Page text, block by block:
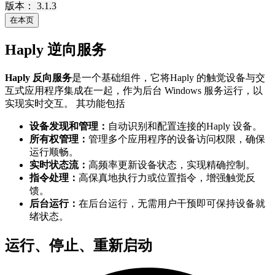
版本： 3.1.3
在本页
Haply 逆向服务
Haply 反向服务是一个基础组件，它将Haply 的触觉设备与交
互式应用程序集成在一起，作为后台 Windows 服务运行，以
实现实时交互。 其功能包括
设备发现和管理： 自动识别和配置连接的Haply 设备。
所有权管理： 管理多个应用程序的设备访问权限，确保
运行顺畅。
实时状态流： 高频率更新设备状态，实现精确控制。
指令处理： 高保真地执行力或位置指令，增强触觉反
馈。
后台运行： 在后台运行，无需用户干预即可保持设备就
绪状态。
运行、停止、重新启动